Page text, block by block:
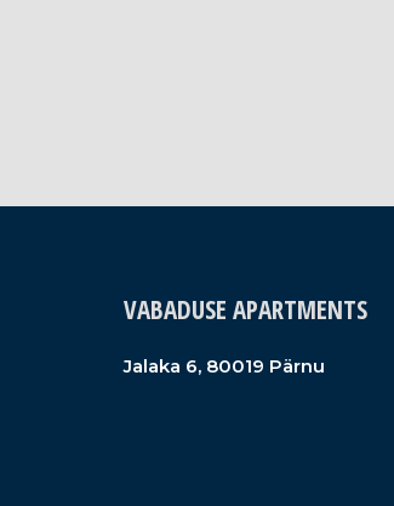
VABADUSE APARTMENTS
Jalaka 6, 80019 Pärnu